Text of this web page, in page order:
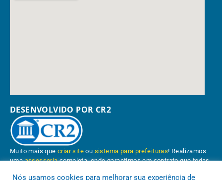
DESENVOLVIDO POR CR2
Muito mais quecriar site ou sistema para prefeituras! Realizamos
umaassessoriacompleta, onde garantimos em contrato que todas
Nós usamos cookies para melhorar sua experiência de